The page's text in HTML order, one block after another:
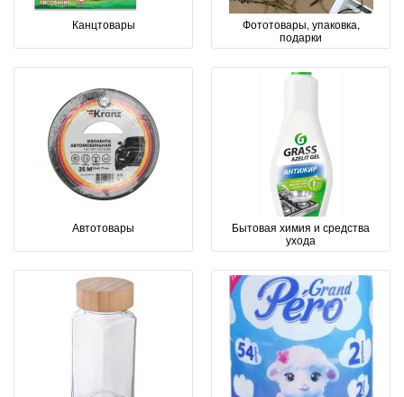
Канцтовары
Фототовары, упаковка,
подарки
Автотовары
Бытовая химия и средства
ухода